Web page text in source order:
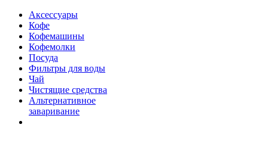
Аксессуары
Кофе
Кофемашины
Кофемолки
Посуда
Фильтры для воды
Чай
Чистящие средства
Альтернативное
заваривание